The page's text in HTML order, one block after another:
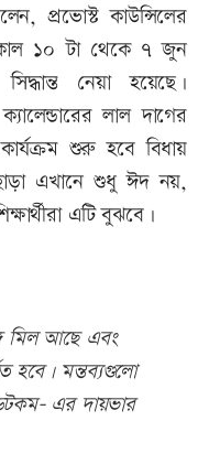
প্রভোস্ট কাউন্সিলের
১০ টা থেকে ৭ জুন
নেয়া হয়েছে।
লাল দাগের
শুরু হবে বিধায়
এখানে শুধু ঈদ নয়,
এটি বুঝবে।
মিল আছে এবং
হবে। মন্তব্যগুলো
এর দায়ভার